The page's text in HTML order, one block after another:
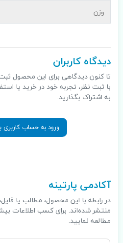
وزن
دیدگاه کاربران
تا کنون دیدگاهی برای این محصول
با ثبت نظر، تجربه خود در خرید یا
به اشتراک بگذارید.
ورود به حساب کاربری
آکادمی پارتینه
در رابطه با این محصول، مطالب یا
منتشر شده‌اند. برای کسب اطلاعات
مطالعه نمایید.